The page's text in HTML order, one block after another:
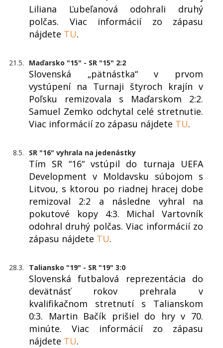
Liliana Ľubeľanová odohrali druhý
polčas. Viac informácií zo zápasu
nájdete TU.
21.5. Maďarsko "15" - SR "15" 2:2
Slovenská „pätnástka“ v prvom
vystúpení na Turnaji štyroch krajín v
Poľsku remizovala s Maďarskom 2:2.
Samuel Zemko odchytal celé stretnutie.
Viac informácií zo zápasu nájdete TU.
8.5. SR "16" vyhrala na jedenástky
Tím SR “16“ vstúpil do turnaja UEFA
Development v Moldavsku súbojom s
Litvou, s ktorou po riadnej hracej dobe
remizoval 2:2 a následne vyhral na
pokutové kopy 4:3. Michal Vartovník
odohral druhý polčas. Viac informácií zo
zápasu nájdete TU.
28.3. Taliansko "19" - SR "19" 3:0
Slovenská futbalová reprezentácia do
devätnásť rokov prehrala v
kvalifikačnom stretnutí s Talianskom
0:3. Martin Bačík prišiel do hry v 70.
minúte. Viac informácií zo zápasu
nájdete TU.